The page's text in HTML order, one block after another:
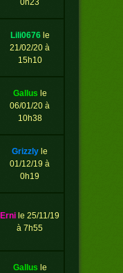
lili0676 le
21/02/20 à
15h10
gallus le
06/01/20 à
10h38
grizzly le
01/12/19 à
0h19
erni le 25/11/19
à 7h55
gallus le